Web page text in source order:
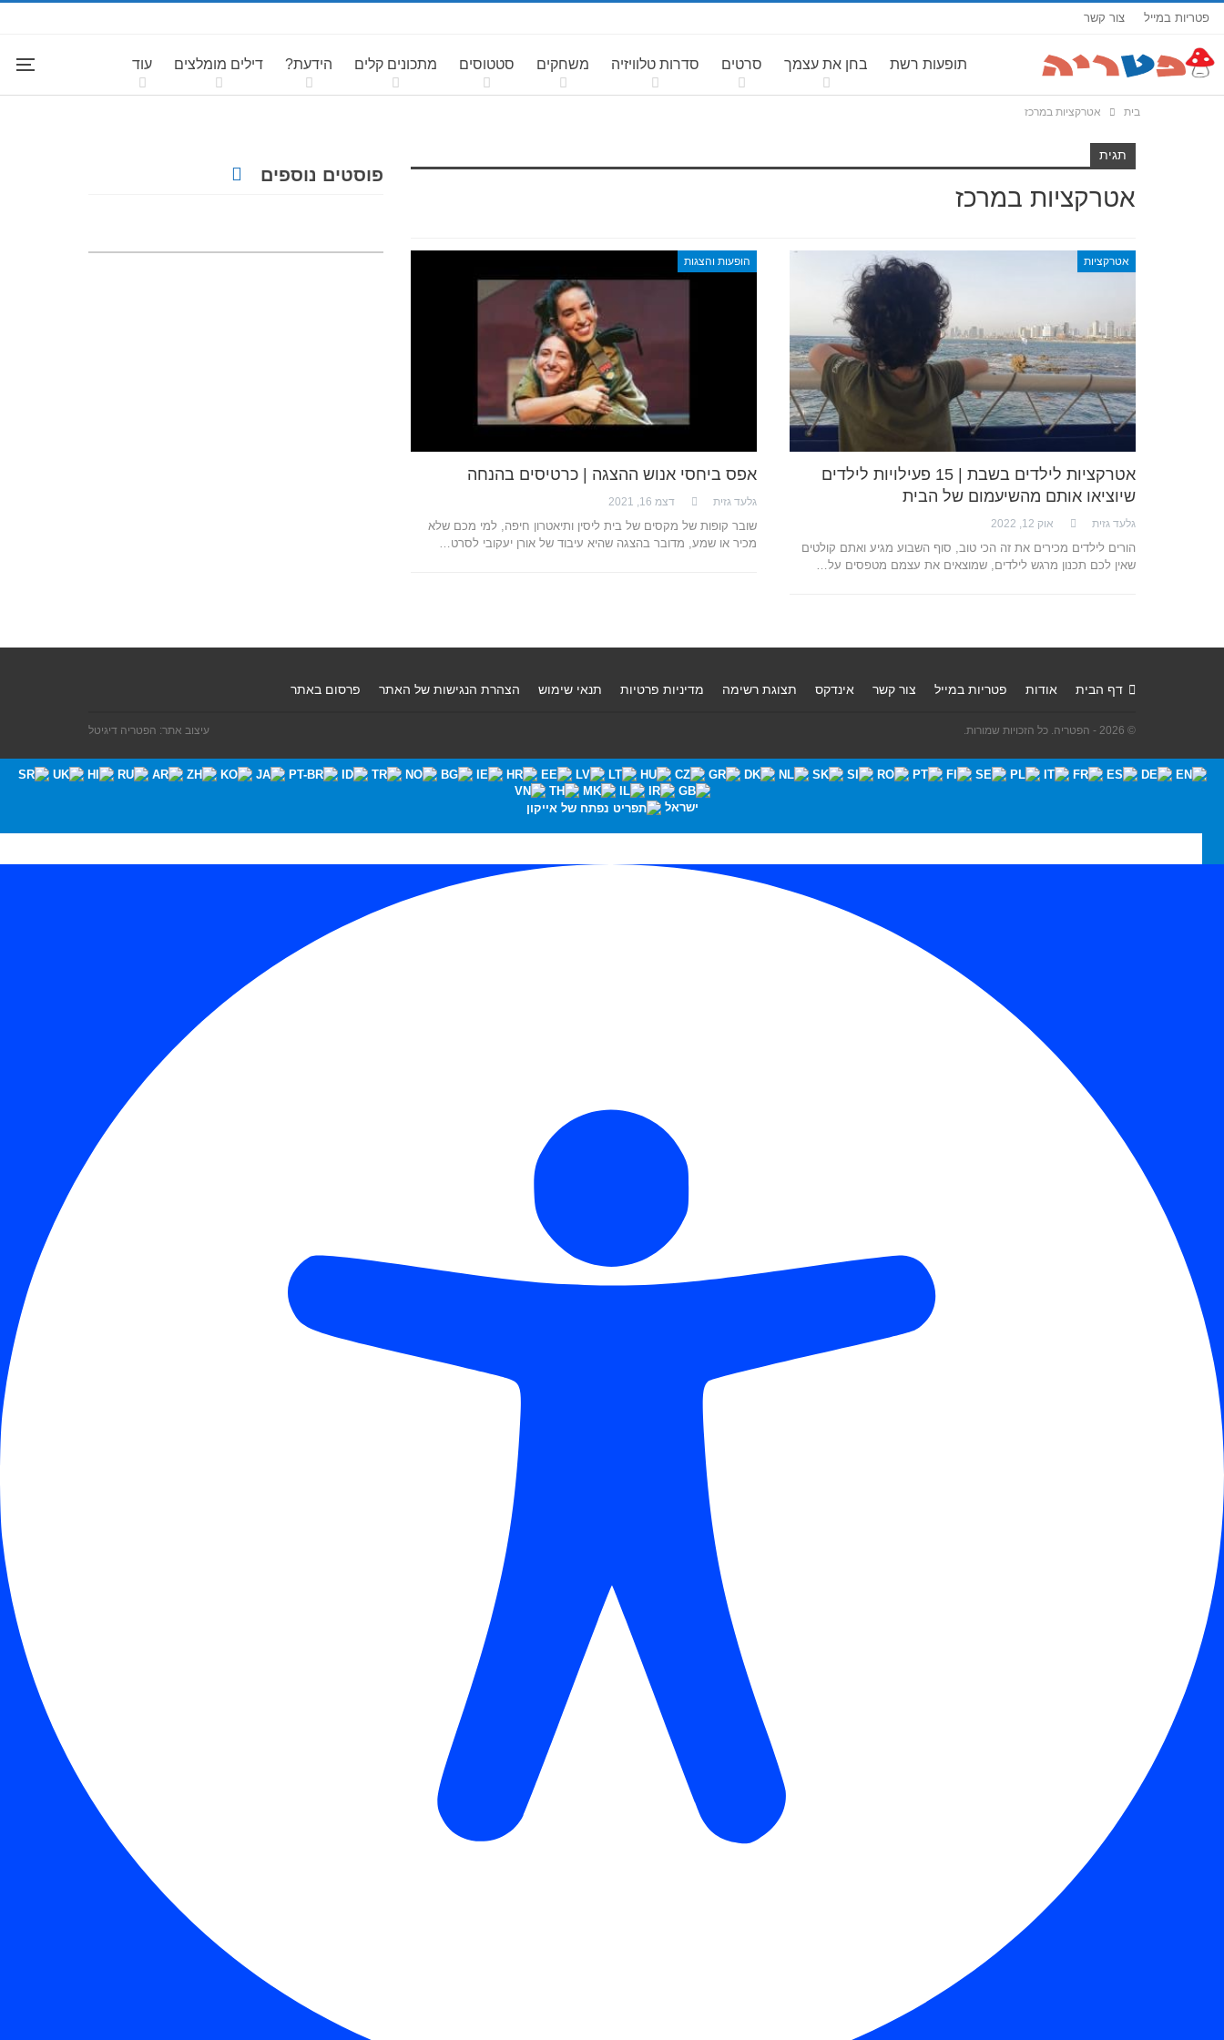
פטריות במייל צור קשר
תופעות רשת בחן את עצמך סרטים סדרות טלוויזיה משחקים סטטוסים מתכונים קלים הידעת? דילים מומלצים עוד
בית אטרקציות במרכז
תגית
אטרקציות במרכז
אטרקציות
אטרקציות לילדים בשבת | 15 פעילויות לילדים
שיוציאו אותם מהשיעמום של הבית
גלעד גזית אוק 12, 2022
הורים לילדים מכירים את זה הכי טוב, סוף השבוע מגיע ואתם קולטים
שאין לכם תכנון מרגש לילדים, שמוצאים את עצמם מטפסים על…
הופעות והצגות
אפס ביחסי אנוש ההצגה | כרטיסים בהנחה
גלעד גזית דצמ 16, 2021
שובר קופות של מקסים של בית ליסין ותיאטרון חיפה, למי מכם שלא
מכיר או שמע, מדובר בהצגה שהיא עיבוד של אורן יעקובי לסרט…
פוסטים נוספים
דף הבית אודות פטריות במייל צור קשר אינדקס תצוגת רשימה מדיניות פרטיות תנאי שימוש הצהרת הנגישות של האתר פרסום באתר
© 2026 - הפטריה. כל הזכויות שמורות. עיצוב אתר: הפטריה דיגיטל
ישראל